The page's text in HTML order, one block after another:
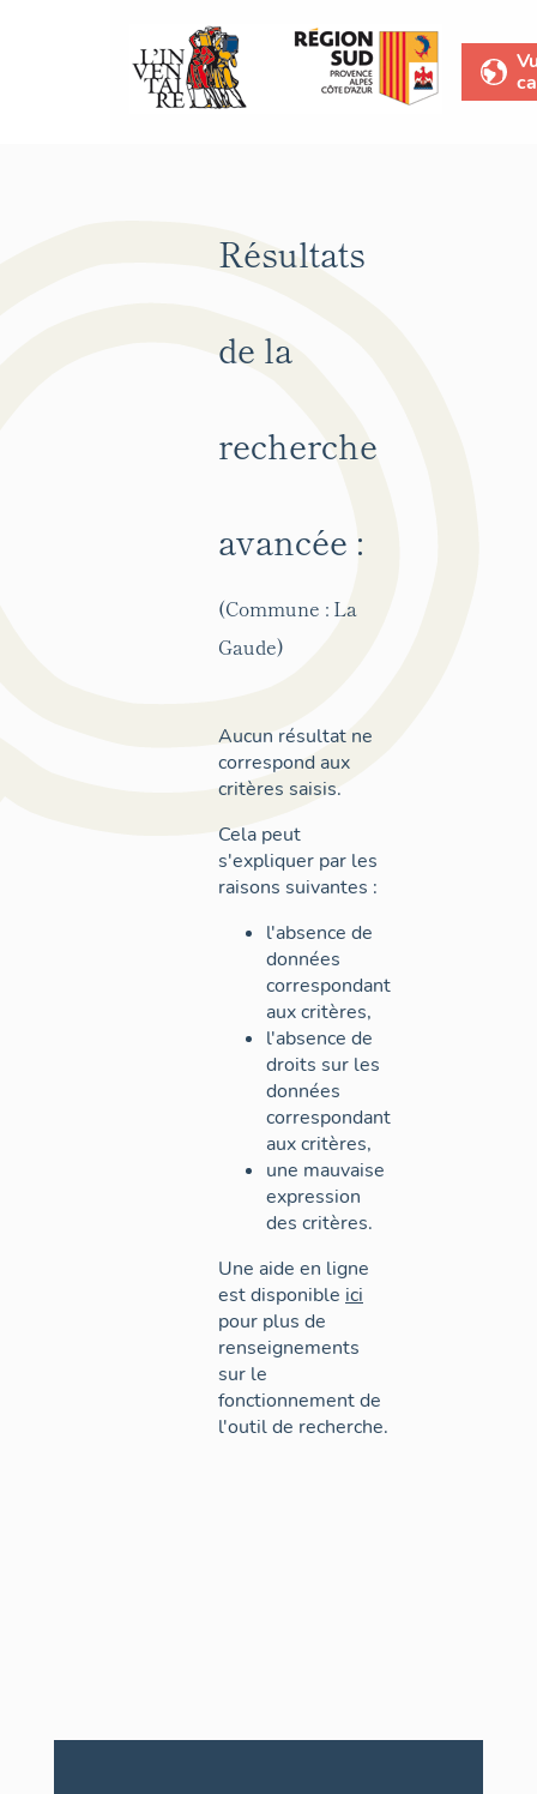
Résultats
de la
recherche
avancée :
(Commune : La
Gaude)
Aucun résultat ne
correspond aux
critères saisis.
Cela peut
s'expliquer par les
raisons suivantes :
l'absence de
données
correspondant
aux critères,
l'absence de
droits sur les
données
correspondant
aux critères,
une mauvaise
expression
des critères.
Une aide en ligne
est disponible ici
pour plus de
renseignements
sur le
fonctionnement de
l'outil de recherche.